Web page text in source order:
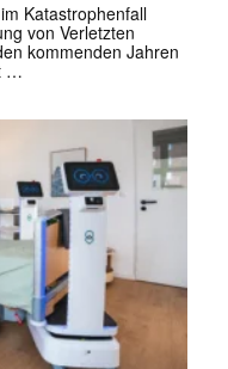
Katastrophenfall
von Verletzten
kommenden Jahren
…